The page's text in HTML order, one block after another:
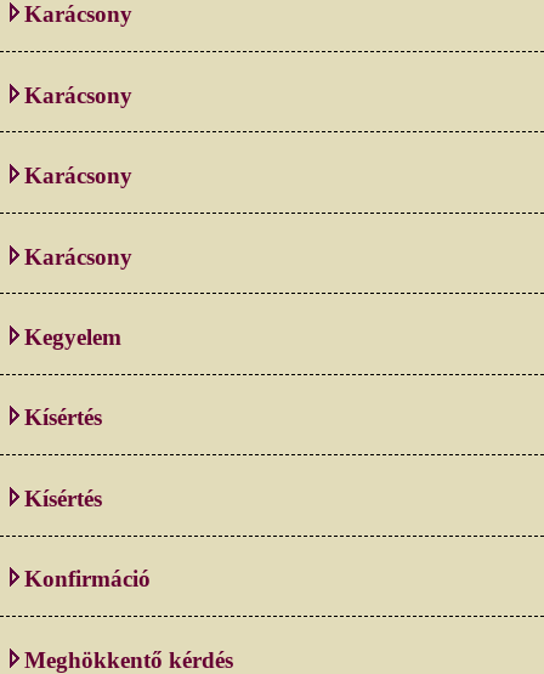
Karácsony
Karácsony
Karácsony
Karácsony
Kegyelem
Kísértés
Kísértés
Konfirmáció
Meghökkentő kérdés